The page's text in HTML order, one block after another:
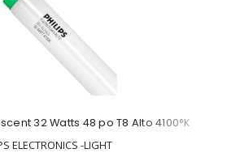
32 Watts 48 po T8 Alto 4100°K
ELECTRONICS -LIGHT